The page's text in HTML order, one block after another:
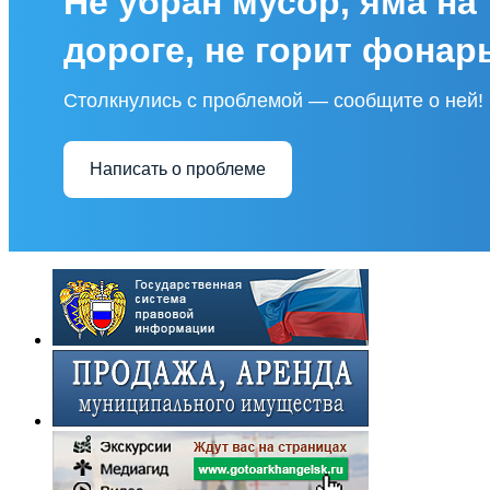
дороге, не горит
Столкнулись с проблемой — сообщите о ней!
Написать о проблеме